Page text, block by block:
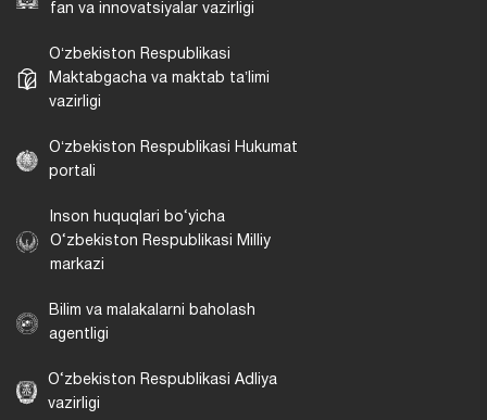
fan va innovatsiyalar vazirligi
Oʻzbekiston Respublikasi
Maktabgacha va maktab taʼlimi
vazirligi
Oʻzbekiston Respublikasi Hukumat
portali
Inson huquqlari bo‘yicha
O‘zbekiston Respublikasi Milliy
markazi
Bilim va malakalarni baholash
agentligi
O‘zbekiston Respublikasi Adliya
vazirligi